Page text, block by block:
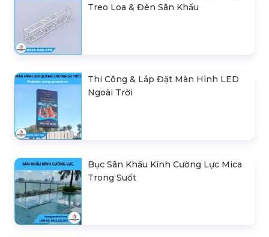
Treo Loa & Đèn Sân Khấu
Thi Công & Lắp Đặt Màn Hình LED
Ngoài Trời
Bục Sân Khấu Kính Cường Lực Mica
Trong Suốt